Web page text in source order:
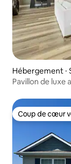
Hébergement ⋅
Pavillon de luxe
Coup de cœur
Coup de cœur